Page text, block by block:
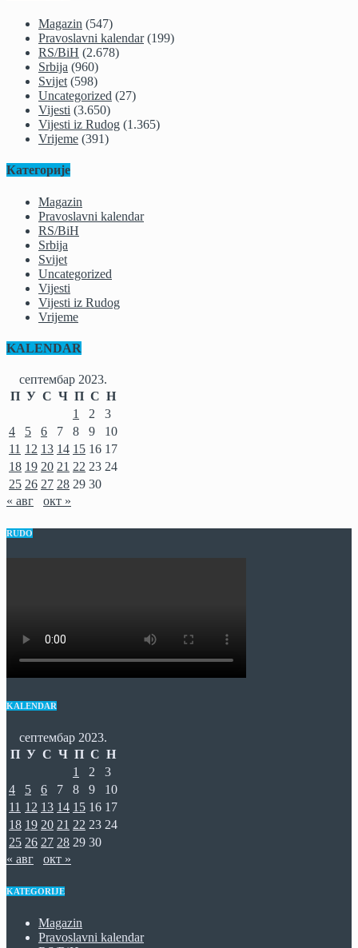
Magazin (547)
Pravoslavni kalendar(199)
RS/BiH (2.678)
Srbija (960)
Svijet (598)
Uncategorized (27)
Vijesti (3.650)
Vijesti iz Rudog (1.365)
Vrijeme (391)
Категорије
Magazin
Pravoslavni kalendar
RS/BiH
Srbija
Svijet
Uncategorized
Vijesti
Vijesti iz Rudog
Vrijeme
KALENDAR
септембар 2023.
П У С Ч П С Н
1
2
3
4
5 6 7 8 9
10
11 12 13 14 15 16 17
18 19 20 21 22 23 24
25 26 27 28 29 30
« авг
окт »
RUDO
KALENDAR
септембар 2023.
П У С Ч П С Н
1
2
3
4
5 6 7 8 9
10
11 12 13 14 15 16 17
18 19 20 21 22 23 24
25 26 27 28 29 30
« авг
окт »
KATEGORIJE
Magazin
Pravoslavni kalendar